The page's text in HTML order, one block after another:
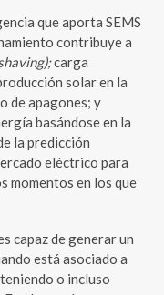
que aporta SEMS
contribuye a
carga
solar en la
de apagones; y
basándose en la
la predicción
eléctrico para
momentos en los que
capaz de generar un
está asociado a
o incluso